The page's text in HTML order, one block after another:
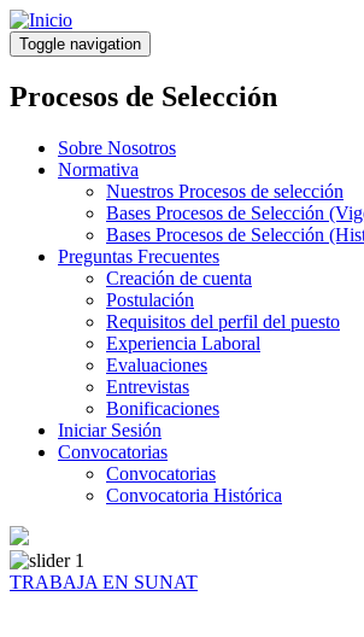
Pasar
al
contenido
principal
Toggle navigation
Procesos de Selección
Sobre Nosotros
Normativa
Nuestros Procesos de selección
Bases Procesos de Selección
Bases Procesos de Selección
Preguntas Frecuentes
Creación de cuenta
Postulación
Requisitos del perfil del puesto
Experiencia Laboral
Evaluaciones
Entrevistas
Bonificaciones
Iniciar Sesión
Convocatorias
Convocatorias
Convocatoria Histórica
TRABAJA EN SUNAT